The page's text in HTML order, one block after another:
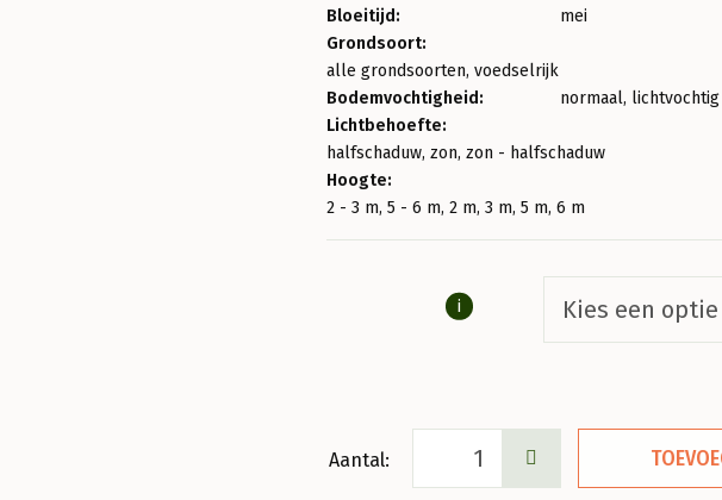
Bloeitijd:
mei
Grondsoort:
alle grondsoorten, voedselrijk
Bodemvochtigheid:
normaal, lichtvochtig
Lichtbehoefte:
halfschaduw, zon, zon - halfschaduw
Hoogte:
2 - 3 m, 5 - 6 m, 2 m, 3 m, 5 m, 6 m
i
Euonymus
europaeus